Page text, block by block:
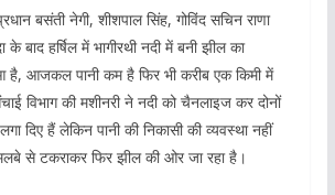
बसंती नेगी, शीशपाल सिंह, गोविंद सचिन राणा
बाद हर्षिल में भागीरथी नदी में बनी झील का
आजकल पानी कम है फिर भी करीब एक किमी में
विभाग की मशीनरी ने नदी को चैनलाइज कर दोनों
दिए हैं लेकिन पानी की निकासी की व्यवस्था नहीं
से टकराकर फिर झील की ओर जा रहा है।